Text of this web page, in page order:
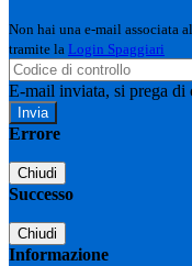
Non hai una e-mail associata
tramite la Login Spaggiari
E-mail inviata, si prega di
Errore
Chiudi
Successo
Chiudi
Informazione